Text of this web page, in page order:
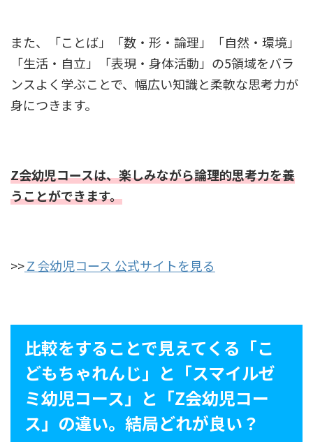
また、「ことば」「数・形・論理」「自然・環境」
「生活・自立」「表現・身体活動」の5領域をバラ
ンスよく学ぶことで、幅広い知識と柔軟な思考力が
身につきます。
Z会幼児コースは、楽しみながら論理的思考力を養
うことができます。
>>Ｚ会幼児コース 公式サイトを見る
比較をすることで見えてくる「こ
どもちゃれんじ」と「スマイルゼ
ミ幼児コース」と「Z会幼児コー
ス」の違い。結局どれが良い？